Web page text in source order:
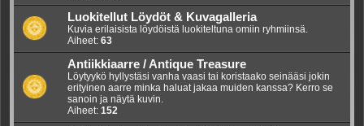
Luokitellut Löydöt & Kuvagalleria
Kuvia erilaisista löydöistä luokiteltuna omiin ryhmiinsä.
Aiheet: 63
Antiikkiaarre / Antique Treasure
Löytyykö hyllystäsi vanha vaasi tai koristaako seinääsi jokin
erityinen aarre minka haluat jakaa muiden kanssa? Kerro se
sanoin ja näytä kuvin.
Aiheet: 152